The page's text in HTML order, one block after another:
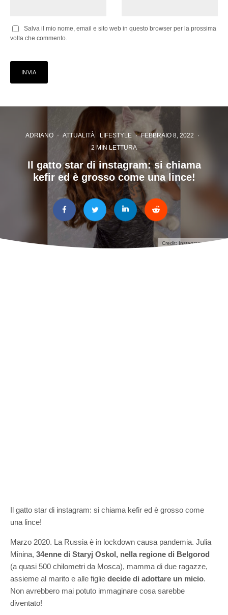
Salva il mio nome, email e sito web in questo browser per la prossima
volta che commento.
Credit: Instagram yuliamnn
ADRIANO · ATTUALITÀ LIFESTYLE · FEBBRAIO 8, 2022
·
2 MIN LETTURA
Il gatto star di instagram: si chiama
kefir ed è grosso come una lince!
Il gatto star di instagram: si chiama kefir ed è grosso come
una lince!
Marzo 2020. La Russia è in lockdown causa pandemia. Julia
Minina, 34enne di Staryj Oskol, nella regione di Belgorod
(a quasi 500 chilometri da Mosca), mamma di due ragazze,
assieme al marito e alle figlie decide di adottare un micio.
Non avrebbero mai potuto immaginare cosa sarebbe
diventato!